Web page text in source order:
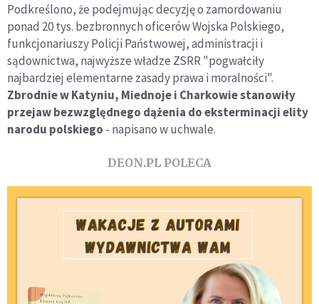
Podkreślono, że podejmując decyzję o zamordowaniu
ponad 20 tys. bezbronnych oficerów Wojska Polskiego,
funkcjonariuszy Policji Państwowej, administracji i
sądownictwa, najwyższe władze ZSRR "pogwałciły
najbardziej elementarne zasady prawa i moralności".
Zbrodnie w Katyniu, Miednoje i Charkowie stanowiły
przejaw bezwzględnego dążenia do eksterminacji elity
narodu polskiego - napisano w uchwale.
DEON.PL POLECA